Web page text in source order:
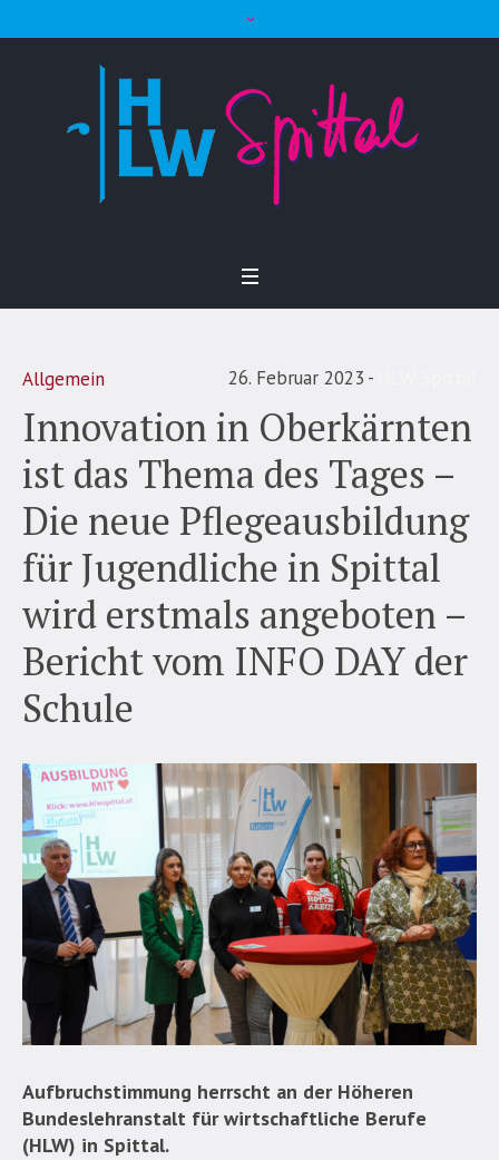
26. Februar 2023
Allgemein
Innovation in Oberkärnten
ist das Thema des Tages –
Die neue Pflegeausbildung
für Jugendliche in Spittal
wird erstmals angeboten –
Bericht vom INFO DAY der
Schule
Aufbruchstimmung herrscht an der Höheren
Bundeslehranstalt für wirtschaftliche Berufe
(HLW) in Spittal.